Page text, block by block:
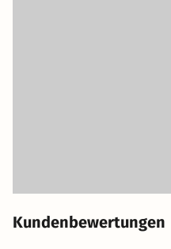
Kundenbewertungen